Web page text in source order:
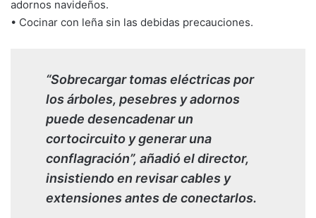
adornos navideños.
• Cocinar con leña sin las debidas precauciones.
“Sobrecargar tomas eléctricas por
los árboles, pesebres y adornos
puede desencadenar un
cortocircuito y generar una
conflagración”, añadió el director,
insistiendo en revisar cables y
extensiones antes de conectarlos.